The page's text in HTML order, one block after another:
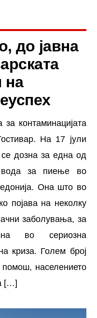
до јавна
на
за контаминацијата
На 17 јули
дозна за една од
вода за пиење во
Она што во
појава на неколку
заболувања, за
во сериозна
криза. Голем број
помош, населението
[…]